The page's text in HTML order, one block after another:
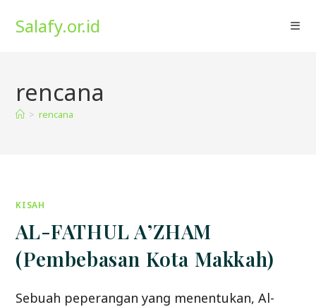
Salafy.or.id
rencana
> rencana
KISAH
AL-FATHUL A’ZHAM
(Pembebasan Kota Makkah)
Sebuah peperangan yang menentukan, Al-